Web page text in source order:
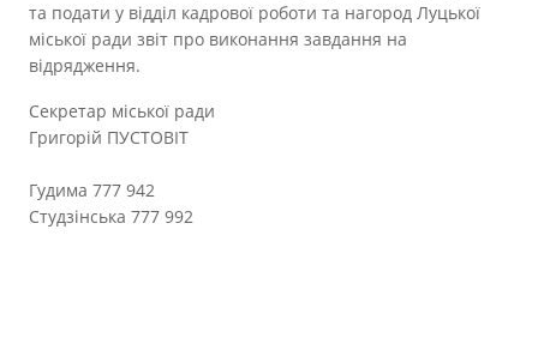
та подати у відділ кадрової роботи та нагород Луцької
міської ради звіт про виконання завдання на
відрядження.
Секретар міської ради
Григорій ПУСТОВІТ
Гудима 777 942
Студзінська 777 992